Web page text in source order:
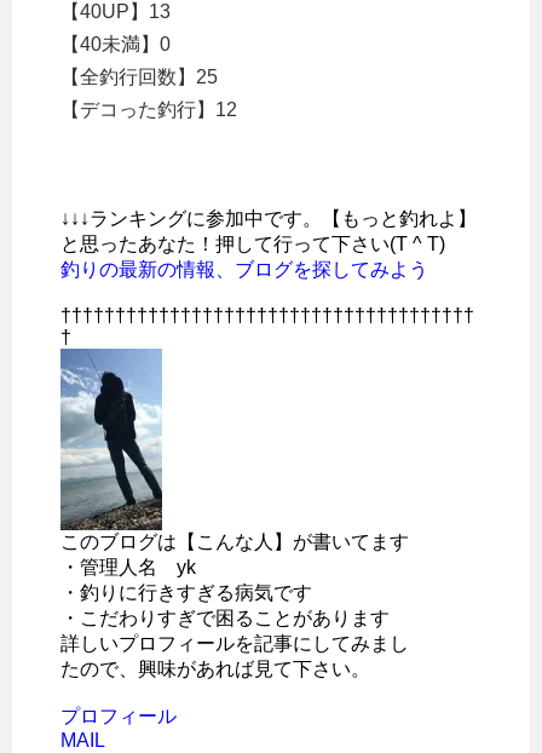
【40UP】13
【40未満】0
【全釣行回数】25
【デコった釣行】12
↓↓↓ランキングに参加中です。【もっと釣れよ】
と思ったあなた！押して行って下さい(T ^ T)
釣りの最新の情報、ブログを探してみよう
††††††††††††††††††††††††††††††††††††††
†
このブログは【こんな人】が書いてます
・管理人名 yk
・釣りに行きすぎる病気です
・こだわりすぎで困ることがあります
詳しいプロフィールを記事にしてみまし
たので、興味があれば見て下さい。
プロフィール
MAIL